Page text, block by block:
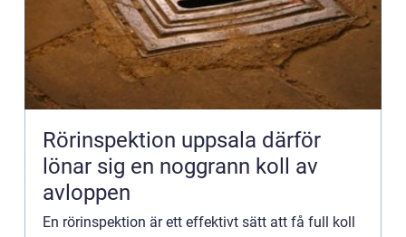
Rörinspektion uppsala därför
lönar sig en noggrann koll av
avloppen
En rörinspektion är ett effektivt sätt att få full koll